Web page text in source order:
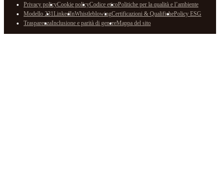
Privacy policyCookie policyCodice eticoPolitiche per la qualità e l’ambiente
Modello 231LinkedInWhistleblowingCertificazioni & QualifichePolicy ESG
TrasparenzaInclusione e parità di genereMappa del sito